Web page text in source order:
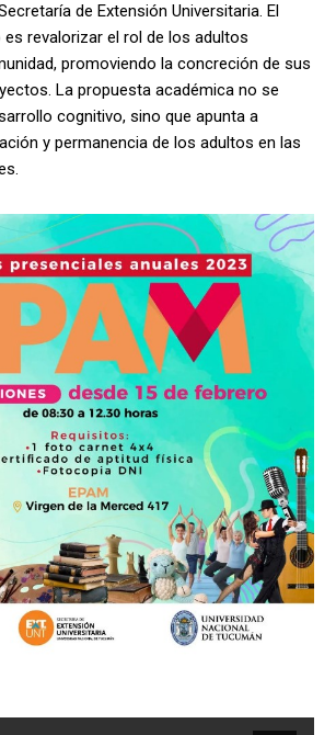
de Extensión Universitaria. El
revalorizar el rol de los adultos
promoviendo la concreción de sus
La propuesta académica no se
cognitivo, sino que apunta a
y permanencia de los adultos en las